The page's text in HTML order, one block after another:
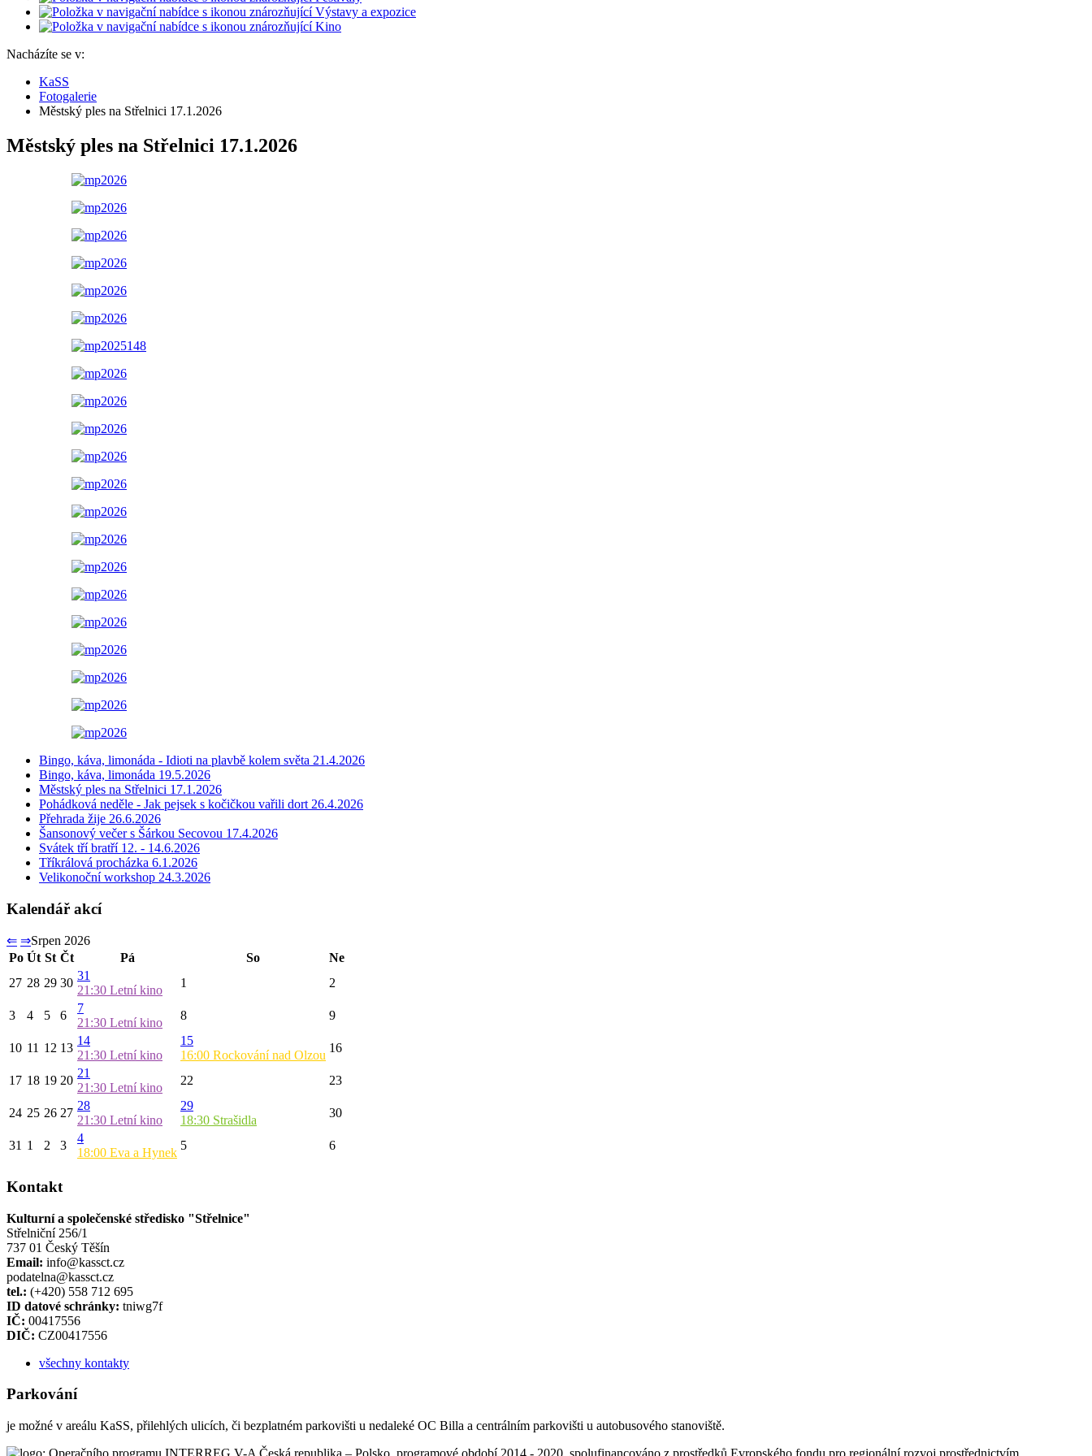
Výstavy a expozice
Kino
Nacházíte se v:
KaSS
Fotogalerie
Městský ples na Střelnici 17.1.2026
Městský ples na Střelnici 17.1.2026
Bingo, káva, limonáda - Idioti na plavbě kolem světa 21.4.2026
Bingo, káva, limonáda 19.5.2026
Městský ples na Střelnici 17.1.2026
Pohádková neděle - Jak pejsek s kočičkou vařili dort 26.4.2026
Přehrada žije 26.6.2026
Šansonový večer s Šárkou Secovou 17.4.2026
Svátek tří bratří 12. - 14.6.2026
Tříkrálová procházka 6.1.2026
Velikonoční workshop 24.3.2026
Kalendář akcí
⇐ ⇒Srpen 2026
Po Út St Čt Pá So
Ne
27 28 29 30
31
21:30 Letní kino
1 2
3 4 5 6
7
21:30 Letní kino
8 9
10 11 12 13
14
21:30 Letní kino
15
16:00 Rockování nad Olzou
16
17 18 19 20
21
21:30 Letní kino
22 23
24 25 26 27
28
21:30 Letní kino
29
18:30 Strašidla
30
31 1 2 3
4
18:00 Eva a Hynek
5 6
Kontakt
Kulturní a společenské středisko "Střelnice"
Střelniční 256/1
737 01 Český Těšín
Email: info@kassct.cz
podatelna@kassct.cz
tel.: (+420) 558 712 695
ID datové schránky: tniwg7f
IČ: 00417556
DIČ: CZ00417556
všechny kontakty
Parkování
je možné v areálu KaSS, přilehlých ulicích, či bezplatném parkovišti u nedaleké OC Billa a centrálním parkovišti u autobusového stanoviště.